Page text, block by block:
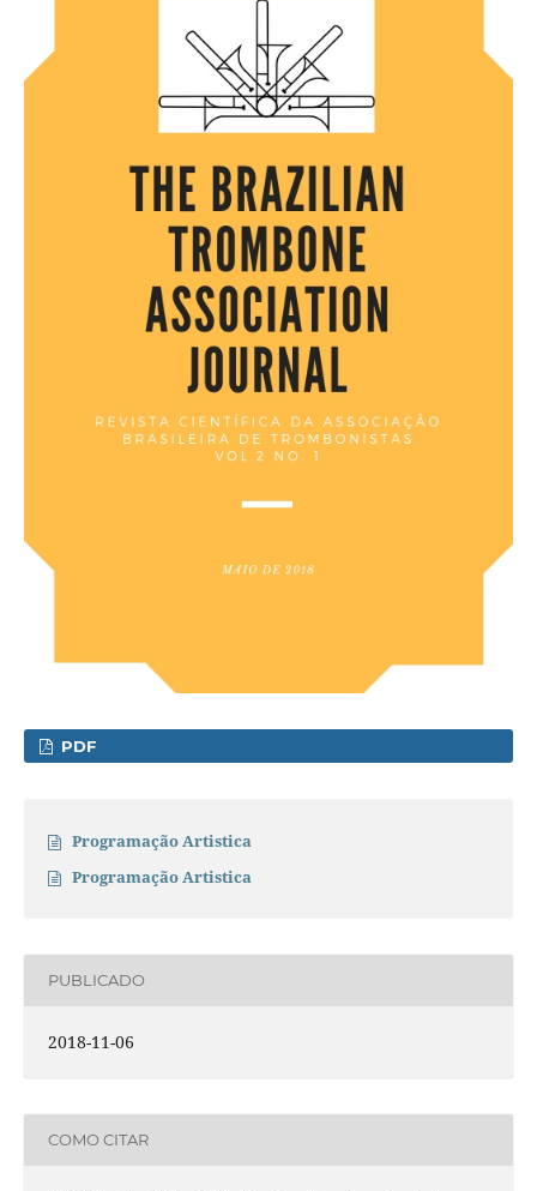
PDF
Programação Artistica
Programação Artistica
PUBLICADO
2018-11-06
COMO CITAR